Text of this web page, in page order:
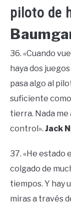
piloto de
36. «Cuando
haya dos
pasa algo al
suficiente
tierra. Nada me
control». Jack
37. «He estado
colgado de
tiempos. Y hay
miras a través